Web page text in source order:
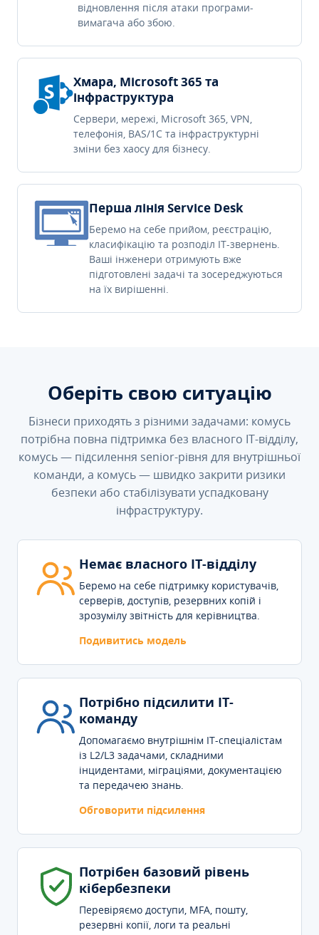
відновлення після атаки програми-
вимагача або збою.
Хмара, Microsoft 365 та
інфраструктура
Сервери, мережі, Microsoft 365, VPN,
телефонія, BAS/1C та інфраструктурні
зміни без хаосу для бізнесу.
Перша лінія Service Desk
Беремо на себе прийом, реєстрацію,
класифікацію та розподіл IT-звернень.
Ваші інженери отримують вже
підготовлені задачі та зосереджуються
на їх вирішенні.
Оберіть свою ситуацію
Бізнеси приходять з різними задачами: комусь
потрібна повна підтримка без власного IT-відділу,
комусь — підсилення senior-рівня для внутрішньої
команди, а комусь — швидко закрити ризики
безпеки або стабілізувати успадковану
інфраструктуру.
Немає власного IT-відділу
Беремо на себе підтримку користувачів,
серверів, доступів, резервних копій і
зрозумілу звітність для керівництва.
Подивитись модель
Потрібно підсилити IT-
команду
Допомагаємо внутрішнім IT-спеціалістам
із L2/L3 задачами, складними
інцидентами, міграціями, документацією
та передачею знань.
Обговорити підсилення
Потрібен базовий рівень
кібербезпеки
Перевіряємо доступи, MFA, пошту,
резервні копії, логи та реальні